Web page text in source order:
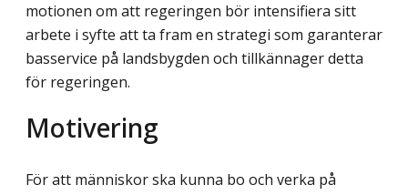
motionen om att regeringen bör intensifiera sitt
arbete i syfte att ta fram en strategi som garanterar
basservice på landsbygden och tillkännager detta
för regeringen.
Motivering
För att människor ska kunna bo och verka på